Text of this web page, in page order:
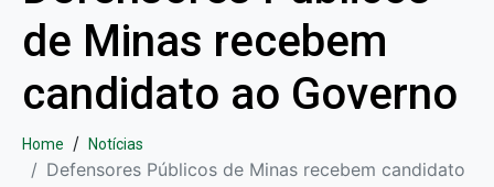
de Minas recebem
candidato ao Governo
Home Notícias
Defensores Públicos de Minas recebem candidato